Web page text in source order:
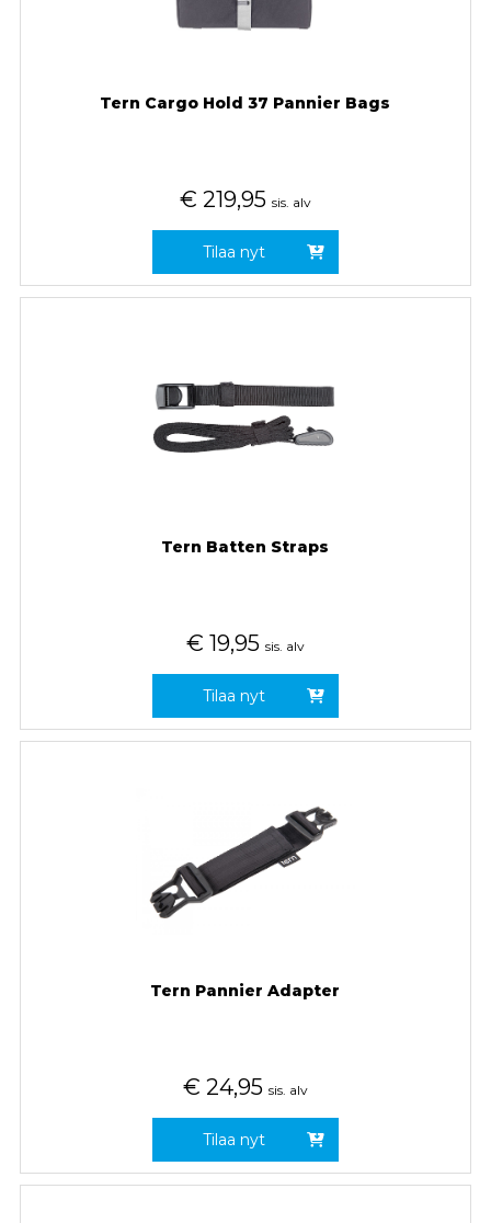
Tern Cargo Hold 37 Pannier Bags
€ 219,95 sis. alv
Tilaa nyt
Tern Batten Straps
€ 19,95 sis. alv
Tilaa nyt
Tern Pannier Adapter
€ 24,95 sis. alv
Tilaa nyt